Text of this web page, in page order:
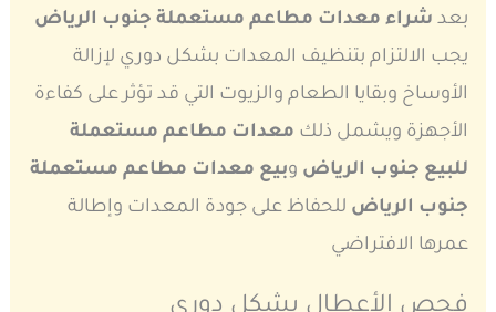
بعد شراء معدات مطاعم مستعملة جنوب الرياض
يجب الالتزام بتنظيف المعدات بشكل دوري لإزالة
الأوساخ وبقايا الطعام والزيوت التي قد تؤثر على كفاءة
الأجهزة ويشمل ذلك معدات مطاعم مستعملة
للبيع جنوب الرياض وبيع معدات مطاعم مستعملة
جنوب الرياض للحفاظ على جودة المعدات وإطالة
عمرها الافتراضي